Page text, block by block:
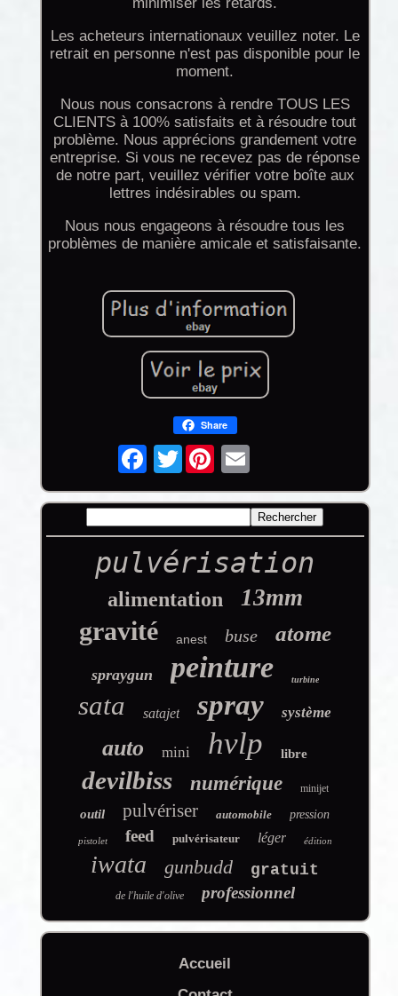
Les acheteurs internationaux veuillez noter. Le
retrait en personne n'est pas disponible pour le
moment.
Nous nous consacrons à rendre TOUS LES
CLIENTS à 100% satisfaits et à résoudre tout
problème. Nous apprécions grandement votre
entreprise. Si vous ne recevez pas de réponse
de notre part, veuillez vérifier votre boîte aux
lettres indésirables ou spam.
Nous nous engageons à résoudre tous les
problèmes de manière amicale et satisfaisante.
Share
Twitter
pulvérisation
alimentation 13mm
gravité anest buse atome
spraygun peinture turbine
sata satajet spray système
auto mini hvlp libre
devilbiss numérique minijet
outil pulvériser automobile pression
pistolet feed pulvérisateur léger édition
iwata gunbudd gratuit
de l'huile d'olive professionnel
Accueil